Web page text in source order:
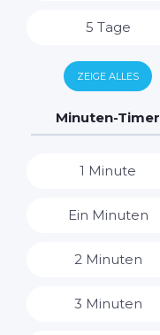
5 Tage
6 Tage
7 Tage
ZEIGE ALLES
Minuten-Timer
1 Minute
Ein Minuten
2 Minuten
3 Minuten